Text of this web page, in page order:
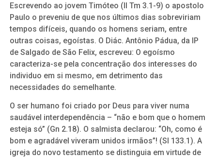
Escrevendo ao jovem Timóteo (II Tm 3.1-9) o apostolo
Paulo o preveniu de que nos últimos dias sobreviriam
tempos difíceis, quando os homens seriam, entre
outras coisas, egoístas. O Diác. Antônio Pádua, da IP
de Salgado de São Felix, escreveu: O egoísmo
caracteriza-se pela concentração dos interesses do
individuo em si mesmo, em detrimento das
necessidades do semelhante.
O ser humano foi criado por Deus para viver numa
saudável interdependência – “não e bom que o homem
esteja só” (Gn 2.18). O salmista declarou: “Oh, como é
bom e agradável viveram unidos irmãos”! (Sl 133.1). A
igreja do novo testamento se distinguia em virtude de